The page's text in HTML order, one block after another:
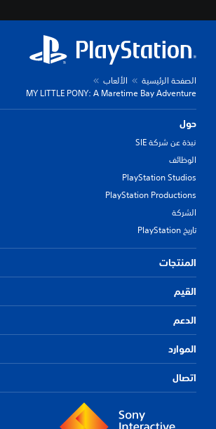
الصفحة الرئيسية
الألعاب
MY LITTLE PONY: A Maretime Bay Adventure
حول
نبذة عن شركة SIE
الوظائف
PlayStation Studios
PlayStation Productions
الشركة
تاريخ PlayStation
المنتجات
القيم
الدعم
الموارد
اتصال